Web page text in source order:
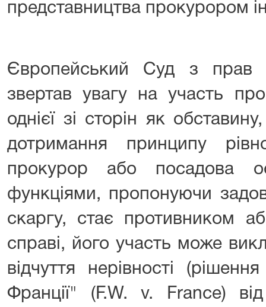
представництва прокурором
Європейський Суд з прав
звертав увагу на участь
однієї зі сторін як
дотримання принципу
прокурор або посадова
функціями, пропонуючи
скаргу, стає противником
справі, його участь може
відчуття нерівності
Франції" (F.W. v. France)